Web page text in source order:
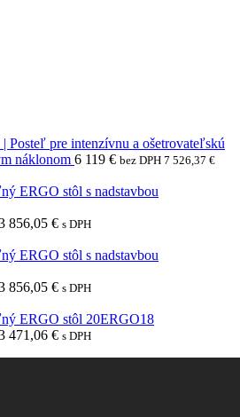
pre intenzívnu a ošetrovateľskú
náklonom 6 119 € bez DPH 7 526,37 €
ERGO stôl s nadstavbou
856,05 € s DPH
ERGO stôl s nadstavbou
856,05 € s DPH
ERGO stôl 20ERGO18
471,06 € s DPH